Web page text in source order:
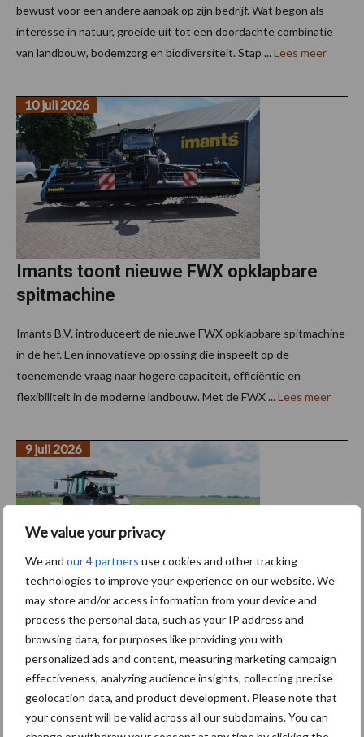
We value your privacy
We and our 4 partners use cookies and other tracking
technologies to improve your experience on our website. We
may store and/or access information from your device and
process the personal data, such as your IP address and
browsing data, for purposes like providing you with
personalized ads and content, measuring marketing campaign
effectiveness, analyzing audience insights, collecting precise
geolocation data, and product development. Please note that
your consent will be valid across all our subdomains. You can
bewust voor een andere aanpak op zijn bedrijf. Wat begon als
interesse in natuur, groeide uit tot een doordachte combinatie
van landbouw, bodemzorg en biodiversiteit. Stap ... Lees meer
Imants toont nieuwe FWX opklapbare
spitmachine
10 juli 2026
Imants B.V. introduceert de nieuwe FWX opklapbare spitmachine
in de hef. Een innovatieve oplossing die inspeelt op de
toenemende vraag naar hogere capaciteit, efficiëntie en
flexibiliteit in de moderne landbouw. Met de FWX ... Lees meer
HAK combineert
onkruidbestrijdingstechnieken in één
werkgang
9 juli 2026
Van de eerste nauwkeurige schoffelbewerking in een jong gewas
tot het onkruidvrij houden hiervan en het opnieuw opbouwen